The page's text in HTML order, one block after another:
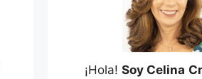
¡Hola! Soy Celina